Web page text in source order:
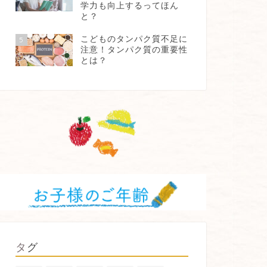
学力も向上するってほん
と？
5
こどものタンパク質不足に
注意！タンパク質の重要性
とは？
タグ